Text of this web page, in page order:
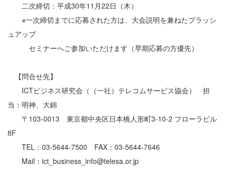
二次締切：平成30年11月22日（木）
※一次締切までに応募された方は、大会説明を兼ねたブラッシ
ュアップ
セミナーへご参加いただけます（早期応募の方優先）
【問合せ先】
ICTビジネス研究会（（一社）テレコムサービス協会） 担
当：明神、大錦
〒103-0013 東京都中央区日本橋人形町3-10-2 フローラビル
8F
TEL：03-5644-7500 FAX：03-5644-7646
Mail：ict_business_info@telesa.or.jp